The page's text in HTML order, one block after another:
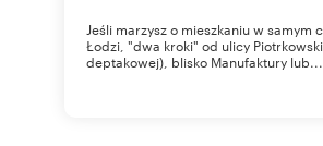
Jeśli marzysz o mieszkaniu w samym
Łodzi, "dwa kroki" od ulicy
deptakowej), blisko Manufaktury lub...